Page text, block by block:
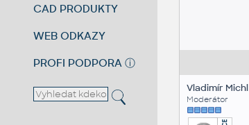
CAD PRODUKTY
WEB ODKAZY
PROFI PODPORA ⓘ
Vladimír Michl
Moderátor